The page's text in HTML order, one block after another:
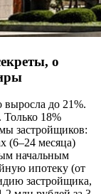
о
выросла до 21%.
Только 18%
застройщиков:
(6–24 месяца)
начальным
ипотеку (от
застройщика,